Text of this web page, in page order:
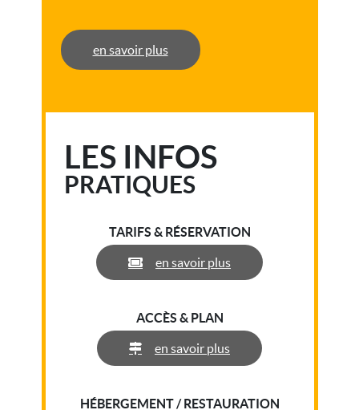
en savoir plus
LES INFOS
PRATIQUES
TARIFS & RÉSERVATION
en savoir plus
ACCÈS & PLAN
en savoir plus
HÉBERGEMENT / RESTAURATION